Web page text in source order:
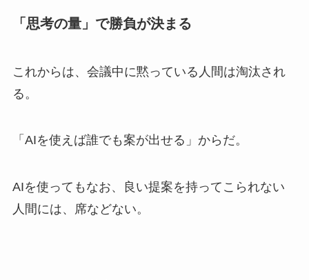
「思考の量」で勝負が決まる
これからは、会議中に黙っている人間は淘汰され
る。
「AIを使えば誰でも案が出せる」からだ。
AIを使ってもなお、良い提案を持ってこられない
人間には、席などない。